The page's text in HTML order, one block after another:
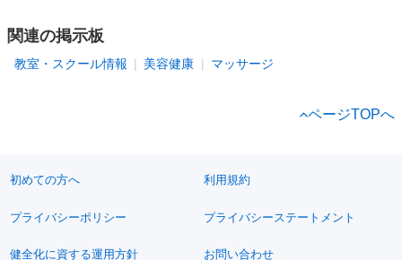
関連の掲示板
教室・スクール情報 美容健康 マッサージ
ページTOPへ
初めての方へ 利用規約
プライバシーポリシー プライバシーステートメント
健全化に資する運用方針 お問い合わせ